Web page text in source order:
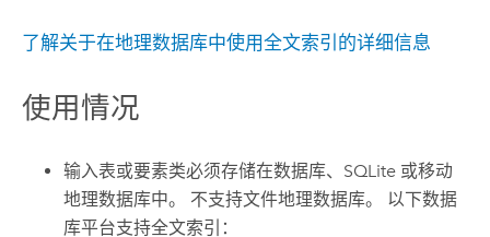
了解关于在地理数据库中使用全文索引的详细信息
使用情况
输入表或要素类必须存储在数据库、 SQLite 或移动
地理数据库中。 不支持文件地理数据库。 以下数据
库平台支持全文索引：